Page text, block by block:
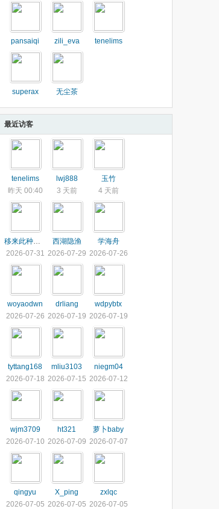
pansaiqi zili_eva tenelims
superax 无尘茶
最近访客
tenelims
昨天 00:40
lwj888
3 天前
玉竹
4 天前
移来此种非人间
2026-07-31
西湖隐渔
2026-07-29
学海舟
2026-07-26
woyaodwn
2026-07-26
drliang
2026-07-19
wdpybtx
2026-07-19
tyttang168
2026-07-18
mliu3103
2026-07-15
niegm04
2026-07-12
wjm3709
2026-07-10
ht321
2026-07-09
萝卜baby
2026-07-07
qingyu
2026-07-05
X_ping
2026-07-05
zxlqc
2026-07-05